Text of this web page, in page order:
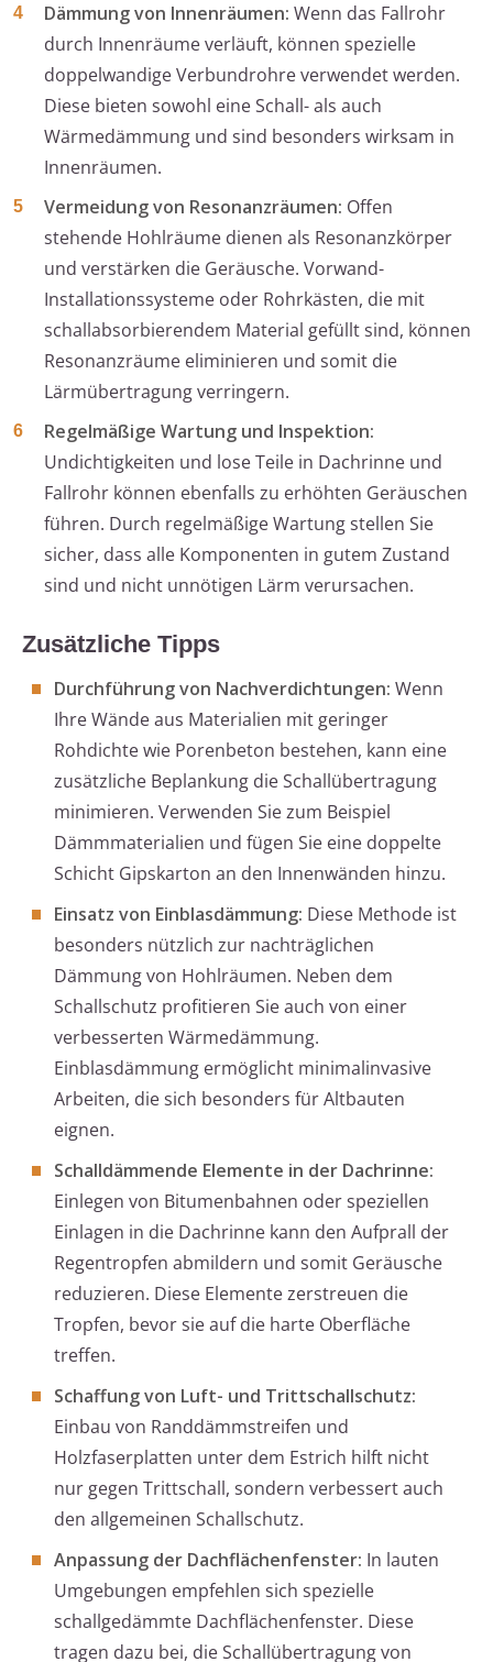
Dämmung von Innenräumen: Wenn das Fallrohr
durch Innenräume verläuft, können spezielle
doppelwandige Verbundrohre verwendet werden.
Diese bieten sowohl eine Schall- als auch
Wärmedämmung und sind besonders wirksam in
Innenräumen.
Vermeidung von Resonanzräumen: Offen
stehende Hohlräume dienen als Resonanzkörper
und verstärken die Geräusche. Vorwand-
Installationssysteme oder Rohrkästen, die mit
schallabsorbierendem Material gefüllt sind, können
Resonanzräume eliminieren und somit die
Lärmübertragung verringern.
Regelmäßige Wartung und Inspektion:
Undichtigkeiten und lose Teile in Dachrinne und
Fallrohr können ebenfalls zu erhöhten Geräuschen
führen. Durch regelmäßige Wartung stellen Sie
sicher, dass alle Komponenten in gutem Zustand
sind und nicht unnötigen Lärm verursachen.
Zusätzliche Tipps
Durchführung von Nachverdichtungen: Wenn
Ihre Wände aus Materialien mit geringer
Rohdichte wie Porenbeton bestehen, kann eine
zusätzliche Beplankung die Schallübertragung
minimieren. Verwenden Sie zum Beispiel
Dämmmaterialien und fügen Sie eine doppelte
Schicht Gipskarton an den Innenwänden hinzu.
Einsatz von Einblasdämmung: Diese Methode ist
besonders nützlich zur nachträglichen
Dämmung von Hohlräumen. Neben dem
Schallschutz profitieren Sie auch von einer
verbesserten Wärmedämmung.
Einblasdämmung ermöglicht minimalinvasive
Arbeiten, die sich besonders für Altbauten
eignen.
Schalldämmende Elemente in der Dachrinne:
Einlegen von Bitumenbahnen oder speziellen
Einlagen in die Dachrinne kann den Aufprall der
Regentropfen abmildern und somit Geräusche
reduzieren. Diese Elemente zerstreuen die
Tropfen, bevor sie auf die harte Oberfläche
treffen.
Schaffung von Luft- und Trittschallschutz:
Einbau von Randdämmstreifen und
Holzfaserplatten unter dem Estrich hilft nicht
nur gegen Trittschall, sondern verbessert auch
den allgemeinen Schallschutz.
Anpassung der Dachflächenfenster: In lauten
Umgebungen empfehlen sich spezielle
schallgedämmte Dachflächenfenster. Diese
tragen dazu bei, die Schallübertragung von